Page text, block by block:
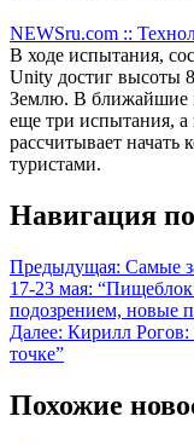
NEWSru.com ::
В ходе испытания,
Unity достиг высоты
Землю. В ближайшие
еще три испытания,
рассчитывает начать
туристами.
Навигация
Предыдущая: Самые
17-23 мая:
подозрением, новые
Далее: Кирилл Рогов:
точке”
Похожие